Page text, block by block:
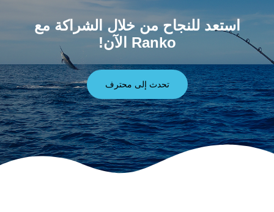
استعد للنجاح من خلال الشراكة مع
Ranko الآن!
تحدث إلى محترف